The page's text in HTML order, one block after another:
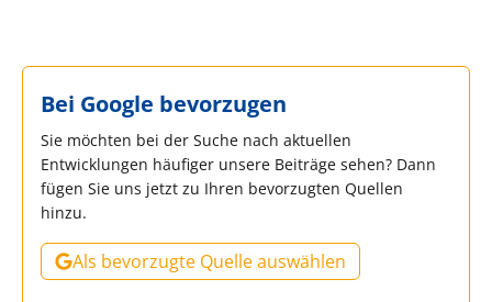
Bei Google bevorzugen
Sie möchten bei der Suche nach aktuellen
Entwicklungen häufiger unsere Beiträge sehen? Dann
fügen Sie uns jetzt zu Ihren bevorzugten Quellen
hinzu.
Als bevorzugte Quelle auswählen